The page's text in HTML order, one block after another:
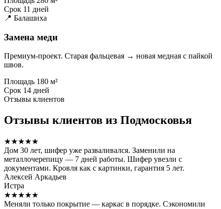
Срок 11 дней
📍 Балашиха
Замена меди
Премиум-проект. Старая фальцевая → новая медная с пайкой
швов.
Площадь 180 м²
Срок 14 дней
Отзывы клиентов
Отзывы клиентов из Подмосковья
★★★★★
Дом 30 лет, шифер уже разваливался. Заменили на
металлочерепицу — 7 дней работы. Шифер увезли с
документами. Кровля как с картинки, гарантия 5 лет.
Алексей Аркадьев
Истра
★★★★★
Меняли только покрытие — каркас в порядке. Сэкономили